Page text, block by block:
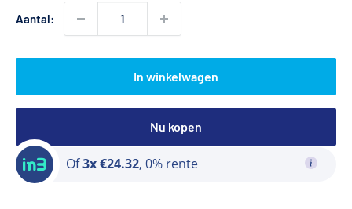
Aantal:
In winkelwagen
Nu kopen
Of3x €24.32, 0% rente